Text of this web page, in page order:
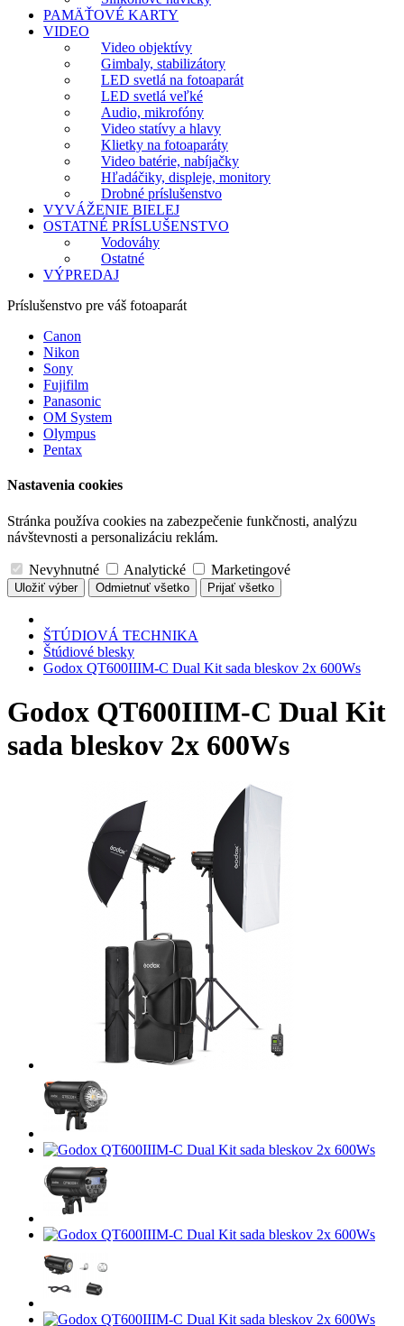
PAMÄŤOVÉ KARTY
VIDEO
Video objektívy
Gimbaly, stabilizátory
LED svetlá na fotoaparát
LED svetlá veľké
Audio, mikrofóny
Video statívy a hlavy
Klietky na fotoaparáty
Video batérie, nabíjačky
Hľadáčiky, displeje, monitory
Drobné príslušenstvo
VYVÁŽENIE BIELEJ
OSTATNÉ PRÍSLUŠENSTVO
Vodováhy
Ostatné
VÝPREDAJ
Príslušenstvo pre váš fotoaparát
Canon
Nikon
Sony
Fujifilm
Panasonic
OM System
Olympus
Pentax
Nastavenia cookies
Stránka používa cookies na zabezpečenie funkčnosti, analýzu
návštevnosti a personalizáciu reklám.
Nevyhnutné Analytické Marketingové
Uložiť výber Odmietnuť všetko Prijať všetko
ŠTÚDIOVÁ TECHNIKA
Štúdiové blesky
Godox QT600IIIM-C Dual Kit sada bleskov 2x 600Ws
Godox QT600IIIM-C Dual Kit
sada bleskov 2x 600Ws